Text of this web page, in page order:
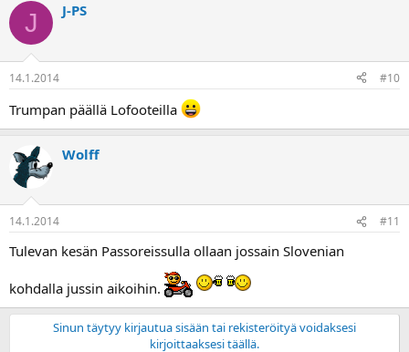
J J-PS
14.1.2014 #10
Trumpan päällä Lofooteilla
Wolff
14.1.2014 #11
Tulevan kesän Passoreissulla ollaan jossain Slovenian
kohdalla jussin aikoihin.
Sinun täytyy kirjautua sisään tai rekisteröityä voidaksesi
kirjoittaaksesi täällä.